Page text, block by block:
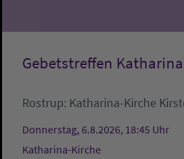
Gebetstreffen
Rostrup: Katharina-Kirche
Donnerstag, 6.8.2026, 18:45 Uhr
Katharina-Kirche